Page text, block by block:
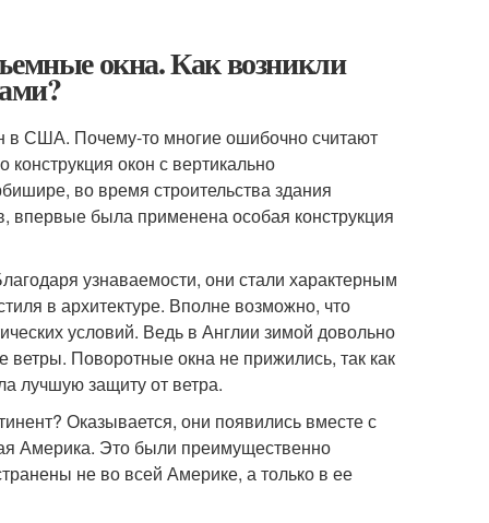
окна. Как возникли
в США. Почему-то многие ошибочно считают
окон с вертикально
во время строительства здания
впервые была применена особая конструкция
узнаваемости, они стали характерным
в архитектуре. Вполне возможно, что
условий. Ведь в Англии зимой довольно
Поворотные окна не прижились, так как
лучшую защиту от ветра.
Оказывается, они появились вместе с
Америка. Это были преимущественно
не во всей Америке, а только в ее